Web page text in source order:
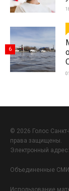
6
© 2026 Голос
права защищены.
Электронный адрес:
Объединенные
Использование